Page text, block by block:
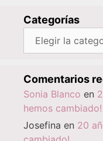
Categorías
Categorías
Comentarios
Sonia Blanco en
hemos cambiado!
Josefina en 20